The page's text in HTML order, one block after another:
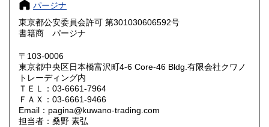
奈良県
鳥取県
岡山県 185円 185円
山口県 185円
香川県 185円 愛媛県
パージナ
東京都公安委員会許可 第301030606592号
書籍商 パージナ
〒103-0006
東京都中央区日本橋富沢町4-6 Core-46 Bldg.有限会社クワノ
トレーディング内
ＴＥＬ：03-6661-7964
ＦＡＸ：03-6661-9466
Email：pagina@kuwano-trading.com
担当者：桑野 素弘